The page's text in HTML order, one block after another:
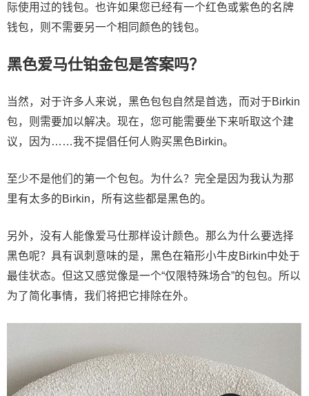
际使用过的钱包。也许如果您已经有一个红色或紫色的名牌
钱包，则不需要另一个相同颜色的钱包。
黑色爱马仕铂金包是答案吗？
当然，对于许多人来说，黑色包包自然是首选，而对于Birkin
包，则需要加以解决。现在，您可能需要坐下来听取这个建
议，因为……我不提倡任何人购买黑色Birkin。
至少不是他们的第一个包包。为什么？完全是因为我认为那
里有太多的Birkin，所有这些都是黑色的。
另外，没有人能像爱马仕那样设计颜色。那么为什么要选择
黑色呢？具有讽刺意味的是，黑色在箱形小牛皮Birkin中处于
最佳状态。但这又感觉像是一个“仅限特殊场合”的包包。所以
为了简化事情，我们将把它排除在外。